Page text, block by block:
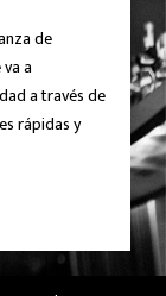
de
a
a través de
rápidas y